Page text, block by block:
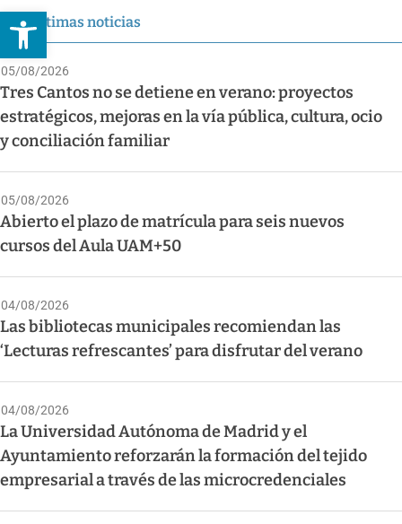
Abrir barra de herramientas
Últimas noticias
05/08/2026
Tres Cantos no se detiene en verano: proyectos
estratégicos, mejoras en la vía pública, cultura, ocio
y conciliación familiar
05/08/2026
Abierto el plazo de matrícula para seis nuevos
cursos del Aula UAM+50
04/08/2026
Las bibliotecas municipales recomiendan las
‘Lecturas refrescantes’ para disfrutar del verano
04/08/2026
La Universidad Autónoma de Madrid y el
Ayuntamiento reforzarán la formación del tejido
empresarial a través de las microcredenciales